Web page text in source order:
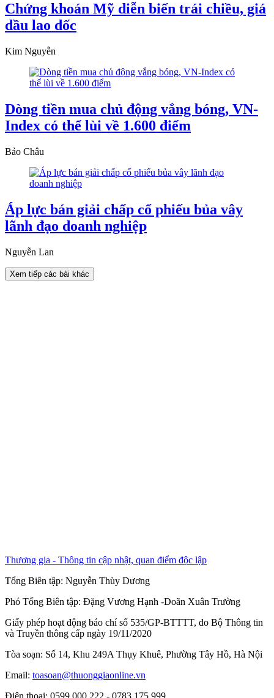
Chứng khoán Mỹ diễn biến trái chiều, giá
dầu lao dốc
Kim Nguyễn
Dòng tiền mua chủ động vắng bóng, VN-
Index có thể lùi về 1.600 điểm
Bảo Châu
Áp lực bán giải chấp cổ phiếu bủa vây
lãnh đạo doanh nghiệp
Nguyễn Lan
Xem tiếp các bài khác
Thương gia - Thông tin cập nhật, quan điểm độc lập
Tổng Biên tập: Nguyễn Thùy Dương
Phó Tổng Biên tập: Đặng Vương Hạnh -Doãn Xuân Trường
Giấy phép hoạt động báo chí số 535/GP-BTTTT, do Bộ Thông tin
và Truyền thông cấp ngày 19/11/2020
Tòa soạn: Số 14, Khu 249A Thụy Khuê, Phường Tây Hồ, Hà Nội
Email: toasoan@thuonggiaonline.vn
Điện thoại: 0599.000.222 - 0783.175.999